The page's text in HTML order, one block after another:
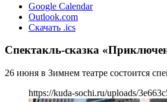
Google Calendar
Outlook.com
Скачать .ics
Спектакль-сказка
26 июня в Зимнем театре состоится
https://kuda-sochi.ru/uploads/